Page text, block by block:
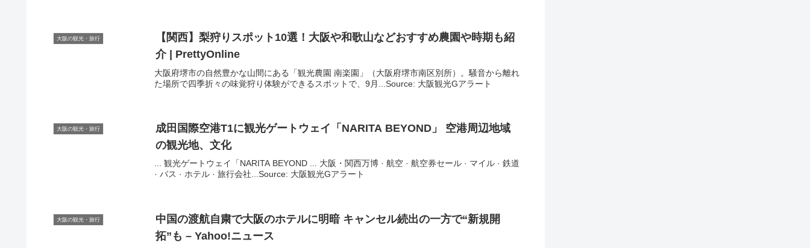
大阪の観光・旅行 【関西】梨狩りスポット10選！ 大阪や和歌山などおすすめ農園や時期も紹
介 | PrettyOnline
大阪府堺市の自然豊かな山間にある「観光農園 南楽園」（大阪府堺市南区別所）。騒音から離れ
た場所で四季折々の味覚狩り体験ができるスポットで、9月...Source: 大阪観光Gアラート
大阪の観光・旅行 成田国際空港T1に観光ゲートウェイ「NARITA BEYOND」 空港周辺地域
の観光地、文化
... 観光ゲートウェイ「NARITA BEYOND ... 大阪・関西万博 · 航空 · 航空券セール · マイル · 鉄道
· バス · ホテル · 旅行会社...Source: 大阪観光Gアラート
大阪の観光・旅行 中国の渡航自粛で大阪のホテルに明暗 キャンセル続出の一方で“新規開
拓”も – Yahoo!ニュース